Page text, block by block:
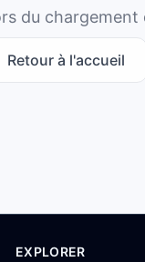
du
Retour à l'accueil
EXPLORER